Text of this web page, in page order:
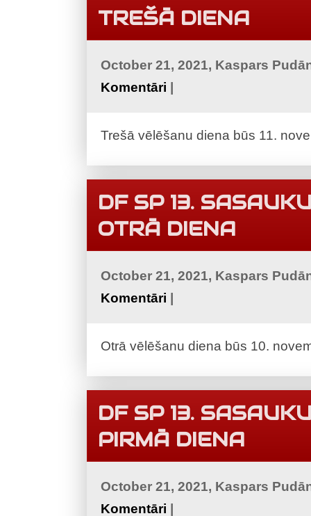
TREŠĀ DIENA
October 21, 2021, Kaspars
Komentāri |
Trešā vēlēšanu diena būs 11.
DF SP 13.
OTRĀ DIENA
October 21, 2021, Kaspars
Komentāri |
Otrā vēlēšanu diena būs 10.
DF SP 13.
PIRMĀ DIENA
October 21, 2021, Kaspars
Komentāri |